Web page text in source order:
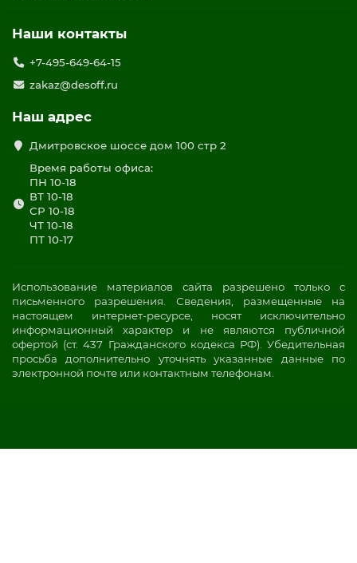
Наши контакты
+7-495-649-64-15
zakaz@desoff.ru
Наш адрес
Дмитровское шоссе дом 100 стр 2
Время работы офиса:
ПН 10-18
ВТ 10-18
СР 10-18
ЧТ 10-18
ПТ 10-17
Использование материалов сайта разрешено только с
письменного разрешения. Сведения, размещенные на
настоящем интернет-ресурсе, носят исключительно
информационный характер и не являются публичной
офертой (ст. 437 Гражданского кодекса РФ). Убедительная
просьба дополнительно уточнять указанные данные по
электронной почте или контактным телефонам.